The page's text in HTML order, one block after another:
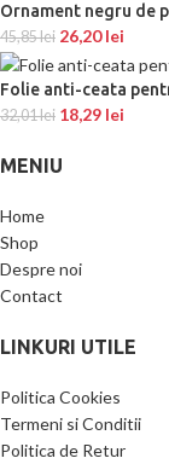
Ornament negru de
45,85lei 26,20lei
Folie anti-ceata
32,01lei 18,29 lei
MENIU
Home
Shop
Despre noi
Contact
LINKURI UTILE
Politica Cookies
Termeni si Conditii
Politica de Retur